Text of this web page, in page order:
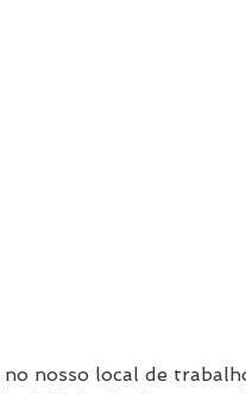
nosso local de